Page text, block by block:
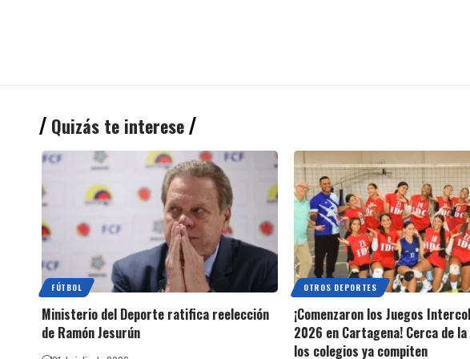
Quizás te interese
FÚTBOL
Ministerio del Deporte ratifica reelección
de Ramón Jesurún
OTROS DEPORTES
¡Comenzaron los Juegos
2026 en Cartagena! Cerca de
los colegios ya compiten